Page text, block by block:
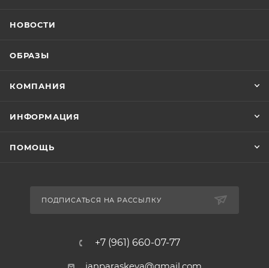
НОВОСТИ
ОБРАЗЫ
КОМПАНИЯ
ИНФОРМАЦИЯ
ПОМОЩЬ
ПОДПИСАТЬСЯ НА РАССЫЛКУ
+7 (961) 660-07-77